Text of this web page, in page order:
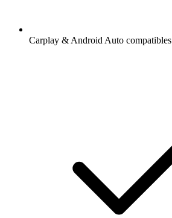
Carplay & Android Auto compatibles